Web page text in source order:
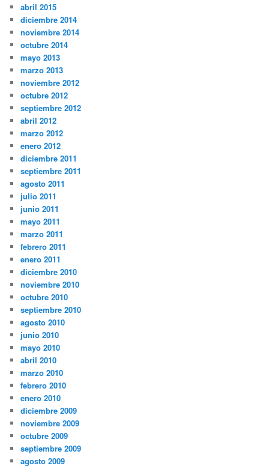
abril 2015
diciembre 2014
noviembre 2014
octubre 2014
mayo 2013
marzo 2013
noviembre 2012
octubre 2012
septiembre 2012
abril 2012
marzo 2012
enero 2012
diciembre 2011
septiembre 2011
agosto 2011
julio 2011
junio 2011
mayo 2011
marzo 2011
febrero 2011
enero 2011
diciembre 2010
noviembre 2010
octubre 2010
septiembre 2010
agosto 2010
junio 2010
mayo 2010
abril 2010
marzo 2010
febrero 2010
enero 2010
diciembre 2009
noviembre 2009
octubre 2009
septiembre 2009
agosto 2009